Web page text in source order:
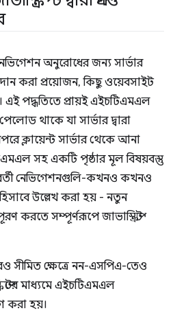
অনুরোধের জন্য সার্ভার
করা প্রয়োজন, কিছু ওয়েবসাইট
এই পদ্ধতিতে প্রায়ই এইচটিএমএল
থাকে যা সার্ভার দ্বারা
ক্লায়েন্ট সার্ভার থেকে আনা
সহ একটি পৃষ্ঠার মূল বিষয়বস্তু
নেভিগেশনগুলি-কখনও কখনও
উল্লেখ করা হয় - নতুন
করতে সম্পূর্ণরূপে জাভাস্ক্রিপ্ট
সীমিত ক্ষেত্রে নন-এসপিএ-তেও
মাধ্যমে এইচটিএমএল
করা হয়।